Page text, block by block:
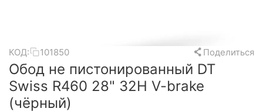
КОД: 101850 Поделиться
Обод не пистонированный DT
Swiss R460 28" 32H V-brake
(чёрный)